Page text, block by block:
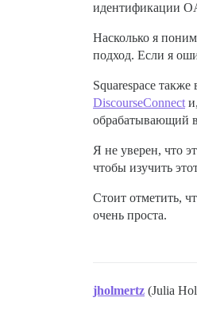
идентификации
Насколько я
подход. Если я
Squarespace
DiscourseConnect
обрабатывающий
Я не уверен, что
чтобы изучить
Стоит отметить,
очень проста.
jholmertz (Julia